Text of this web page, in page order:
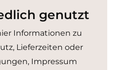
genutzt
Informationen zu
Lieferzeiten oder
Impressum